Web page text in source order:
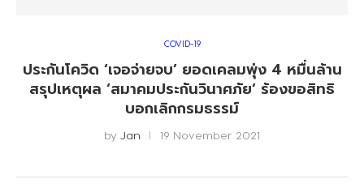
COVID-19
ประกันโควิด ‘เจอจ่ายจบ’ ยอดเคลมพุ่ง 4 หมื่นล้าน
สรุปเหตุผล ‘สมาคมประกันวินาศภัย’ ร้องขอสิทธิ
บอกเลิกกรมธรรม์
by Jan 19 November 2021